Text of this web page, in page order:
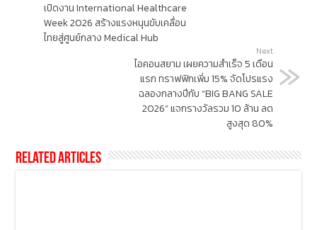
เปิดงาน International Healthcare
Week 2026 สร้างแรงหนุนขับเคลื่อน
ไทยสู่ศูนย์กลาง Medical Hub
Next
ไอคอนสยาม เผยความสำเร็จ 5 เดือน
แรก ทราฟฟิกเพิ่ม 15% จัดโปรแรง
ฉลองกลางปีกับ “BIG BANG SALE
2026” แจกรางวัลรวม 10 ล้าน ลด
สูงสุด 80%
Related Articles